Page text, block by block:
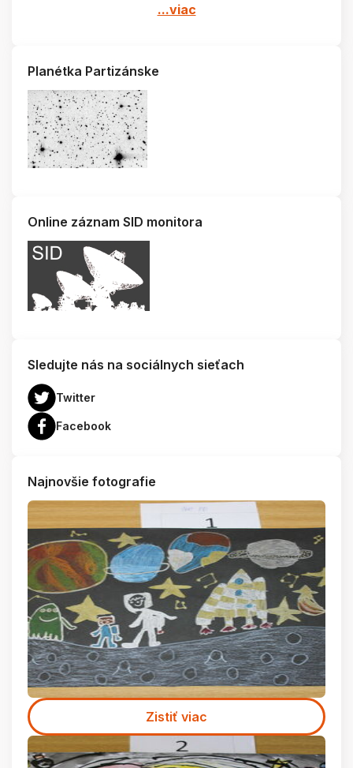
...viac
Planétka Partizánske
Online záznam SID monitora
Sledujte nás na sociálnych sieťach
Twitter
Facebook
Najnovšie fotografie
Zistiť viac